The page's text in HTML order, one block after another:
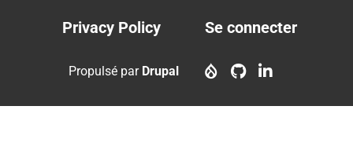
Footer
menu
Privacy Policy
account
Se connecter
Propulsé par Drupal